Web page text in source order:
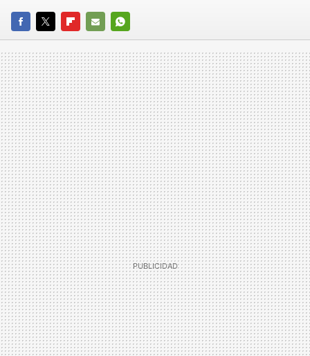
FACEBOOK
TWITTERFLIPBOARD
E-
MAIL
WHATSAPP